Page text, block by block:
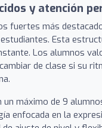
y atención
fuertes más
Esta
Los alumnos
de clase si su
un máximo de 9
enfocada en la